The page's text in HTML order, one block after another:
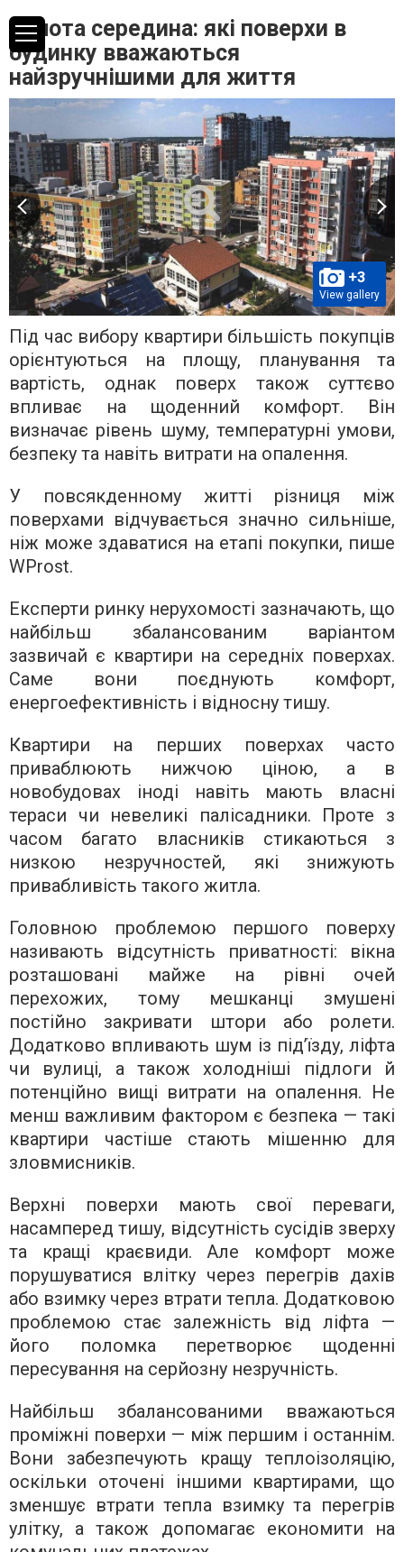
Золота середина: які поверхи в
будинку вважаються
найзручнішими для життя
+3
View gallery
Під час вибору квартири більшість покупців
орієнтуються на площу, планування та
вартість, однак поверх також суттєво
впливає на щоденний комфорт. Він
визначає рівень шуму, температурні умови,
безпеку та навіть витрати на опалення.
У повсякденному житті різниця між
поверхами відчувається значно сильніше,
ніж може здаватися на етапі покупки, пише
WProst.
Експерти ринку нерухомості зазначають, що
найбільш збалансованим варіантом
зазвичай є квартири на середніх поверхах.
Саме вони поєднують комфорт,
енергоефективність і відносну тишу.
Квартири на перших поверхах часто
приваблюють нижчою ціною, а в
новобудовах іноді навіть мають власні
тераси чи невеликі палісадники. Проте з
часом багато власників стикаються з
низкою незручностей, які знижують
привабливість такого житла.
Головною проблемою першого поверху
називають відсутність приватності: вікна
розташовані майже на рівні очей
перехожих, тому мешканці змушені
постійно закривати штори або ролети.
Додатково впливають шум із під’їзду, ліфта
чи вулиці, а також холодніші підлоги й
потенційно вищі витрати на опалення. Не
менш важливим фактором є безпека — такі
квартири частіше стають мішенню для
зловмисників.
Верхні поверхи мають свої переваги,
насамперед тишу, відсутність сусідів зверху
та кращі краєвиди. Але комфорт може
порушуватися влітку через перегрів дахів
або взимку через втрати тепла. Додатковою
проблемою стає залежність від ліфта —
його поломка перетворює щоденні
пересування на серйозну незручність.
Найбільш збалансованими вважаються
проміжні поверхи — між першим і останнім.
Вони забезпечують кращу теплоізоляцію,
оскільки оточені іншими квартирами, що
зменшує втрати тепла взимку та перегрів
улітку, а також допомагає економити на